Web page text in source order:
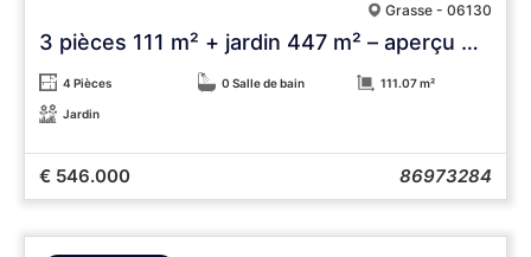
Grasse - 06130
3 pièces 111 m² + jardin 447 m² – aperçu mer
4 Pièces 0 Salle de bain 111.07 m²
Jardin
€ 546.000 86973284